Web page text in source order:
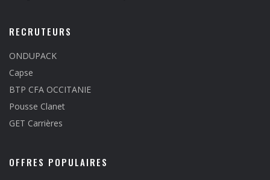
RECRUTEURS
ONDUPACK
Capse
BTP CFA OCCITANIE
Pousse Clanet
GET Carrières
OFFRES POPULAIRES